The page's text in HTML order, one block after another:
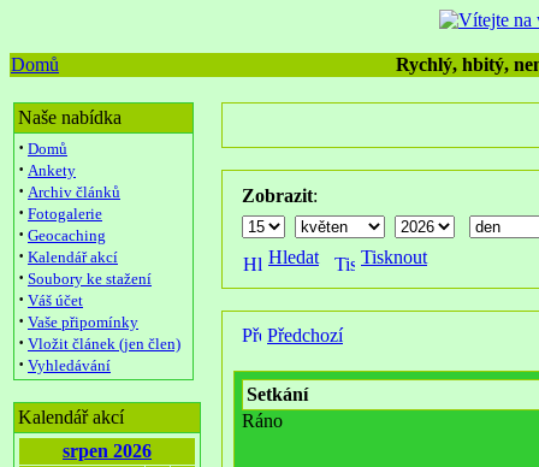
Domů Rychlý, hbitý,
Naše nabídka
· Domů
· Ankety
· Archiv článků
· Fotogalerie
· Geocaching
· Kalendář akcí
· Soubory ke stažení
· Váš účet
· Vaše připomínky
· Vložit článek (jen člen)
· Vyhledávání
Kalendář akcí
srpen 2026
Zobrazit:
Hledat Tisknout
Předchozí
Setkání
Ráno